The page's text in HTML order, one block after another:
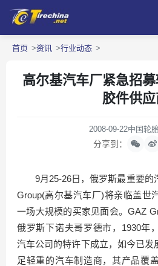
首页 资讯 行业动态
高尔基汽车厂紧急招
胶件供
2008-09-22中国轮
分享到：
9月25-26日，俄罗斯最重要的
Group(高尔基汽车厂)将亲临盖世
一场大规模的买家见面会。GAZ
俄罗斯下诺夫哥罗德市，1930年
汽车公司的特许下成立，如今已发
足轻重的汽车制造商，其产品覆